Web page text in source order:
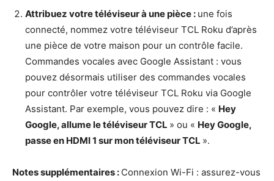
Attribuez votre téléviseur à une pièce : une fois
connecté, nommez votre téléviseur TCL Roku d’après
une pièce de votre maison pour un contrôle facile.
Commandes vocales avec Google Assistant : vous
pouvez désormais utiliser des commandes vocales
pour contrôler votre téléviseur TCL Roku via Google
Assistant. Par exemple, vous pouvez dire : « Hey
Google, allume le téléviseur TCL » ou « Hey Google,
passe en HDMI 1 sur mon téléviseur TCL ».
Notes supplémentaires : Connexion Wi-Fi : assurez-vous